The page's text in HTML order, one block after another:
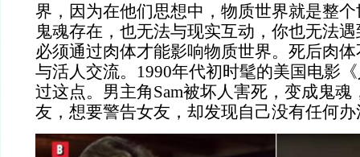
界，因为在他们思想中，物质世界就是整
鬼魂存在，也无法与现实互动，你也无法
必须通过肉体才能影响物质世界。死后肉
与活人交流。 1990年代初时髦的美国电影
过这点。男主角Sam被坏人害死，变成鬼魂
友，想要警告女友，却发现自己没有任何